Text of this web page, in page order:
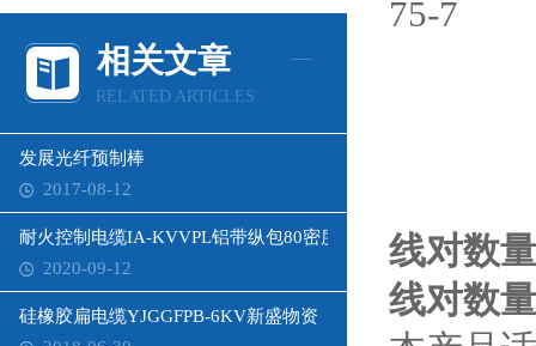
相关文章
RELATED ARTICLES
发展光纤预制棒
2017-08-12
耐火控制电缆IA-KVVPL铝带纵包80密度
2020-09-12
硅橡胶扁电缆YJGGFPB-6KV新盛物资
线对数
线对数